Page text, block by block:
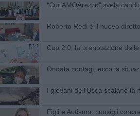
​“CuriAMOArezzo” svela
Roberto Redi è il nuovo
Cup 2.0, la prenotazione
Ondata contagi, ecco la
I giovani dell’Usca scalano la
Figli e Autismo: consigli